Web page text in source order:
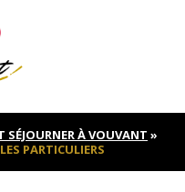
SÉJOURNER À VOUVANT »
PARTICULIERS